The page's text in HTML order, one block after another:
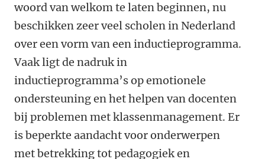
woord van welkom te laten beginnen, nu
beschikken zeer veel scholen in Nederland
over een vorm van een inductieprogramma.
Vaak ligt de nadruk in
inductieprogramma’s op emotionele
ondersteuning en het helpen van docenten
bij problemen met klassenmanagement. Er
is beperkte aandacht voor onderwerpen
met betrekking tot pedagogiek en